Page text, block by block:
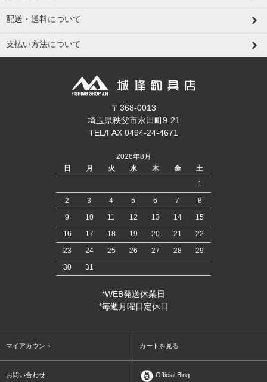
配送・送料について
支払い方法について
〒368-0013
埼玉県秩父市永田町9-21
TEL/FAX 0494-24-4671
2026年8月
日
月 火 水 木 金
土
1
2
3 4 5 6 7
8
9
10 11 12 13 14
15
16
17 18 19 20 21
22
23
24 25 26 27 28
29
30
31
*WEB発送休業日
*毎週月曜日定休日
マイアカウント カートを見る
お問い合わせ Official Blog